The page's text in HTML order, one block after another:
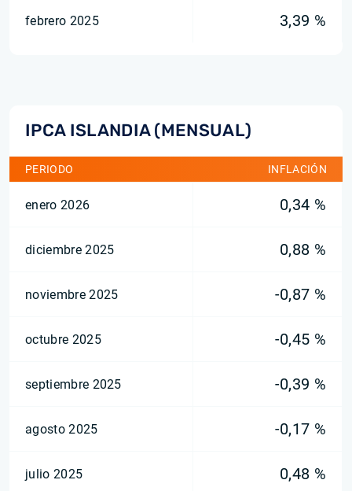
febrero 2025 3,39 %
IPCA ISLANDIA (MENSUAL)
PERIODO INFLACIÓN
enero 2026 0,34 %
diciembre 2025 0,88 %
noviembre 2025 -0,87 %
octubre 2025 -0,45 %
septiembre 2025 -0,39 %
agosto 2025 -0,17 %
julio 2025 0,48 %